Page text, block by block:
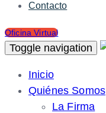
Contacto
Oficina Virtual
Toggle navigation
Inicio
Quiénes Somos
La Firma